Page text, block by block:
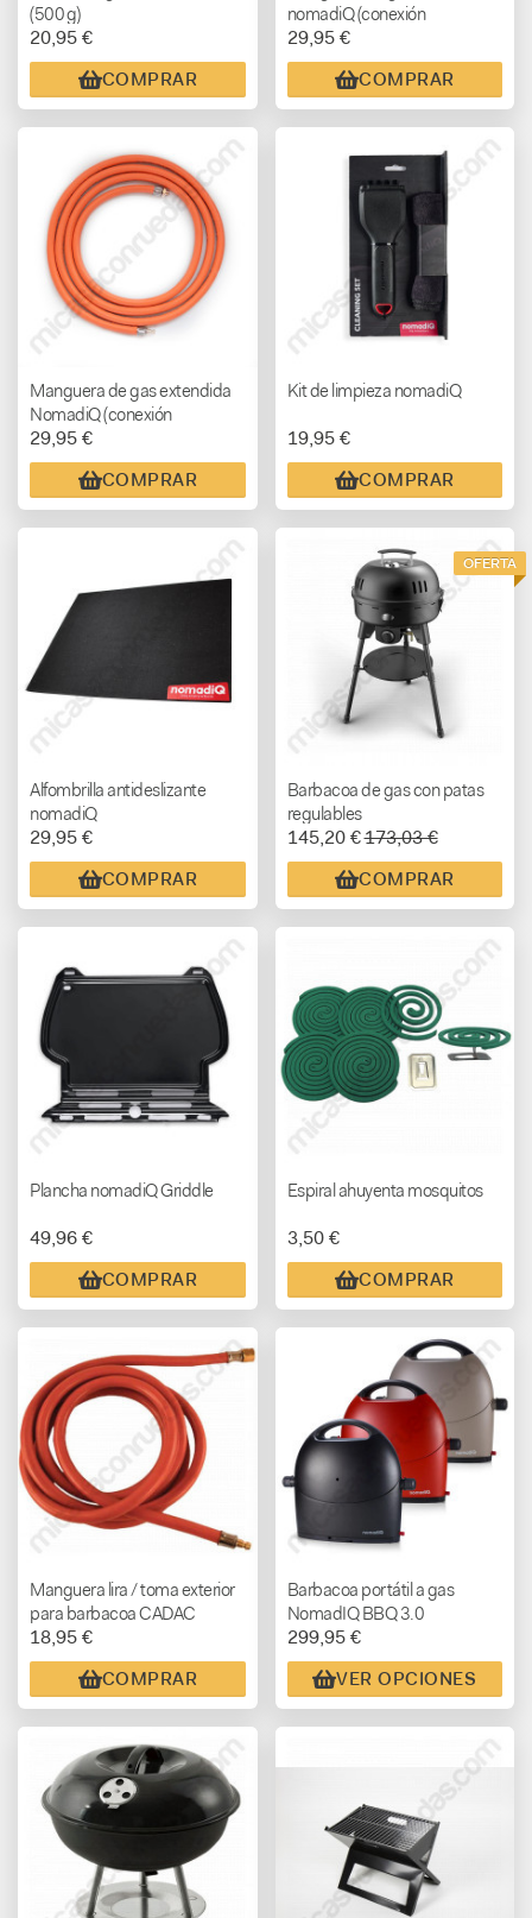
(500 g)
20,95 €
COMPRAR
nomadiQ (conexión
Campingaz)
29,95 €
COMPRAR
Manguera de gas extendida
NomadiQ (conexión
motorhome)
29,95 €
COMPRAR
Kit de limpieza nomadiQ
19,95 €
COMPRAR
Alfombrilla antideslizante
nomadiQ
29,95 €
COMPRAR
OFERTA
Barbacoa de gas con patas
regulables
145,20 €173,03 €
COMPRAR
Plancha nomadiQ Griddle
49,96 €
COMPRAR
Espiral ahuyenta mosquitos
3,50 €
COMPRAR
Manguera lira / toma exterior
para barbacoa CADAC
18,95 €
COMPRAR
Barbacoa portátil a gas
NomadIQ BBQ 3.0
299,95 €
VER OPCIONES